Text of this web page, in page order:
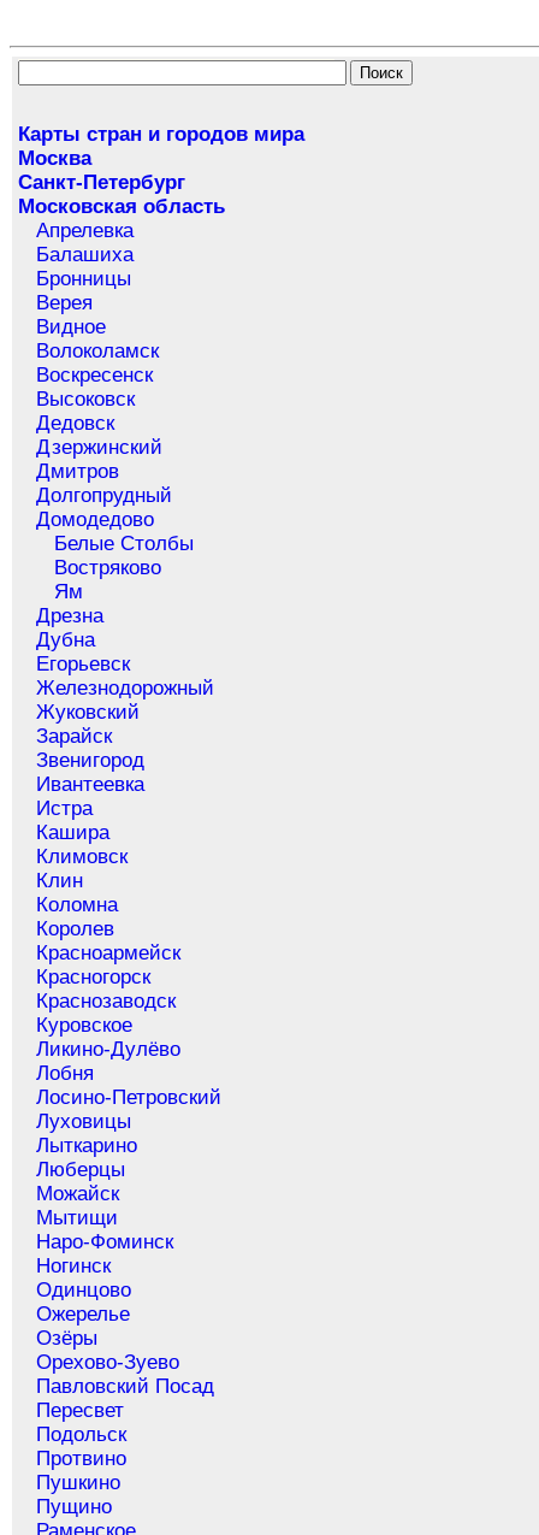
Карты стран и городов мира
Москва
Санкт-Петербург
Московская область
Апрелевка
Балашиха
Бронницы
Верея
Видное
Волоколамск
Воскресенск
Высоковск
Дедовск
Дзержинский
Дмитров
Долгопрудный
Домодедово
Белые Столбы
Востряково
Ям
Дрезна
Дубна
Егорьевск
Железнодорожный
Жуковский
Зарайск
Звенигород
Ивантеевка
Истра
Кашира
Климовск
Клин
Коломна
Королев
Красноармейск
Красногорск
Краснозаводск
Куровское
Ликино-Дулёво
Лобня
Лосино-Петровский
Луховицы
Лыткарино
Люберцы
Можайск
Мытищи
Наро-Фоминск
Ногинск
Одинцово
Ожерелье
Озёры
Орехово-Зуево
Павловский Посад
Пересвет
Подольск
Протвино
Пушкино
Пущино